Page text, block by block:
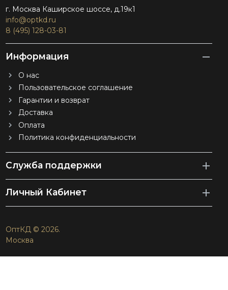
г. Москва Каширское шоссе, д.19к1
info@optkd.ru
8 (495) 128-03-81
Информация
О нас
Пользовательское соглашение
Гарантии и возврат
Доставка
Оплата
Политика конфиденциальности
Служба поддержки
Личный Кабинет
ОптКД © 2026.
Москва